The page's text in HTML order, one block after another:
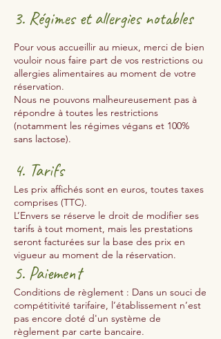
3. Régimes et allergies notables
Pour vous accueillir au mieux, merci de bien
vouloir nous faire part de vos restrictions ou
allergies alimentaires au moment de votre
réservation.
Nous ne pouvons malheureusement pas à
répondre à toutes les restrictions
(notamment les régimes végans et 100%
sans lactose).
4. Tarifs
Les prix affichés sont en euros, toutes taxes
comprises (TTC).
L’Envers se réserve le droit de modifier ses
tarifs à tout moment, mais les prestations
seront facturées sur la base des prix en
vigueur au moment de la réservation.
5. Paiement
Conditions de règlement : Dans un souci de
compétitivité tarifaire, l’établissement n’est
pas encore doté d'un système de
règlement par carte bancaire.